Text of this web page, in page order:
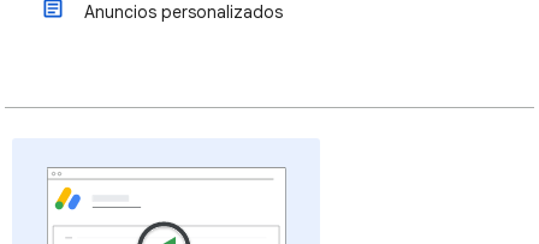
Anuncios personalizados